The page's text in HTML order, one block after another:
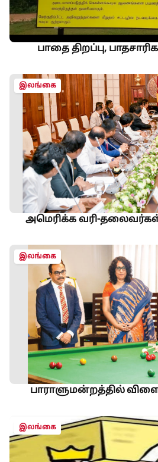
பாதை திறப்பு,
இலங்கை
இலங்கை
பாராளுமன்றத்தில்
இலங்கை